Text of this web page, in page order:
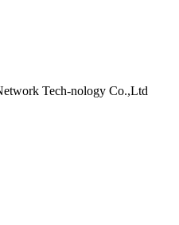
Tech-nology Co.,Ltd